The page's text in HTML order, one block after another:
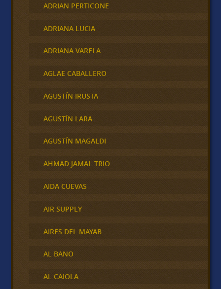
ADRIAN PERTICONE
ADRIANA LUCIA
ADRIANA VARELA
AGLAE CABALLERO
AGUSTÍN IRUSTA
AGUSTÍN LARA
AGUSTÍN MAGALDI
AHMAD JAMAL TRIO
AIDA CUEVAS
AIR SUPPLY
AIRES DEL MAYAB
AL BANO
AL CAIOLA